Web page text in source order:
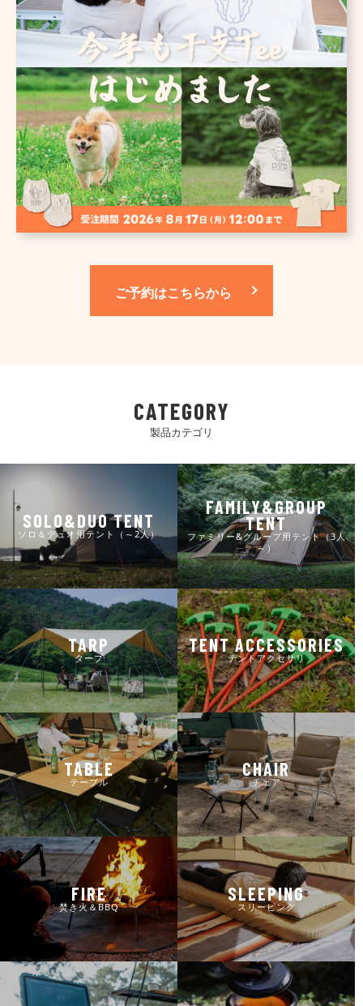
ご予約はこちらから
CATEGORY
製品カテゴリ
SOLO&DUO TENT
ソロ＆デュオ用テント（～2人）
FAMILY&GROUP
TENT
ファミリー&グループ用テント（3人
～）
TARP
タープ
TENT ACCESSORIES
テントアクセサリ
TABLE
テーブル
CHAIR
チェア
FIRE
焚き火＆BBQ
SLEEPING
スリーピング